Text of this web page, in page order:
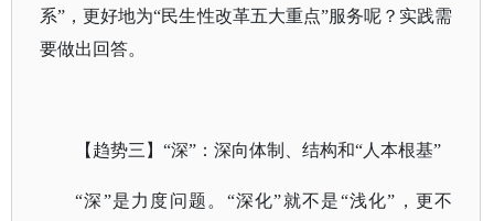
系”，更好地为“民生性改革五大重点”服务呢？实践需
要做出回答。
【趋势三】 “深”：深向体制、结构和“人本根基”
“深”是力度问题。“深化”就不是“浅化”，更不